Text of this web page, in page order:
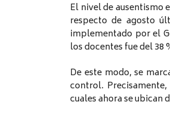
El nivel de ausentismo
respecto de agosto
implementado por el
los docentes fue del 38
De este modo, se
control.
cuales ahora se ubican